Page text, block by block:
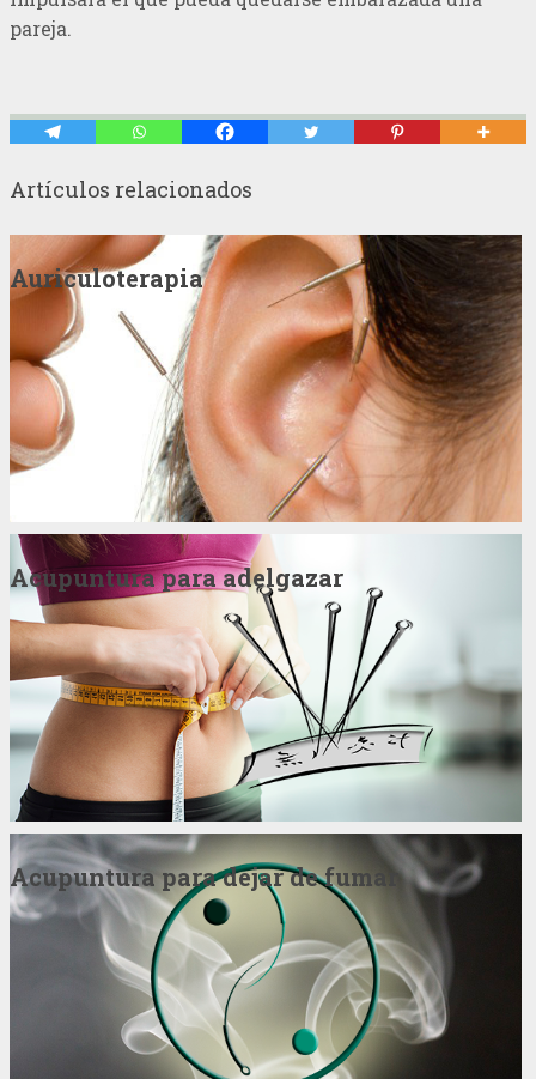
pareja.
Artículos relacionados
Auriculoterapia
Acupuntura para adelgazar
Acupuntura para dejar de fumar